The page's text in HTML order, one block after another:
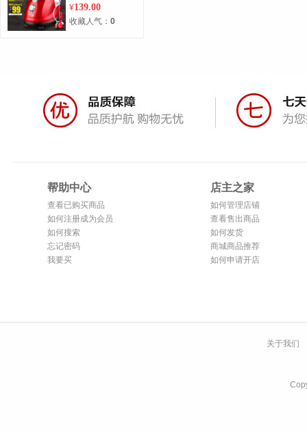
机烫衣服熨烫机电
熨斗正品包邮
¥139.00
收藏人气： 0
帮助中心
查看已购买商品
如何注册成为会员
如何搜索
忘记密码
我要买
店主之家
如何管理店铺
查看售出商品
如何发货
商城商品推荐
如何申请开店
关于我们